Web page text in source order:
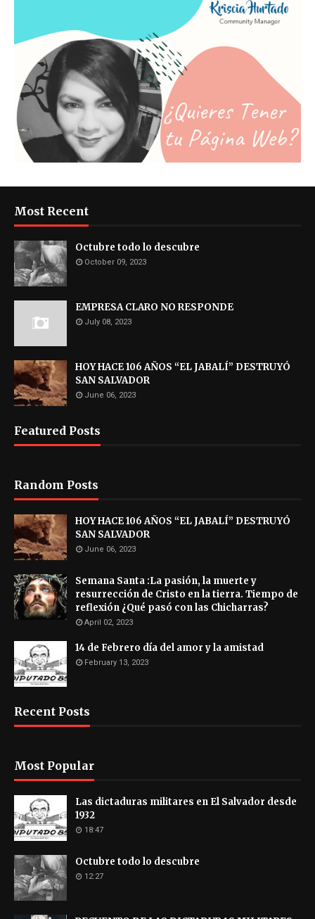
Most Recent
Octubre todo lo descubre
October 09, 2023
EMPRESA CLARO NO RESPONDE
July 08, 2023
HOY HACE 106 AÑOS “EL JABALÍ” DESTRUYÓ
SAN SALVADOR
June 06, 2023
Featured Posts
Random Posts
HOY HACE 106 AÑOS “EL JABALÍ” DESTRUYÓ
SAN SALVADOR
June 06, 2023
Semana Santa :La pasión, la muerte y
resurrección de Cristo en la tierra. Tiempo de
reflexión ¿Qué pasó con las Chicharras?
April 02, 2023
14 de Febrero día del amor y la amistad
February 13, 2023
Recent Posts
Most Popular
Las dictaduras militares en El Salvador desde
1932
18:47
Octubre todo lo descubre
12:27